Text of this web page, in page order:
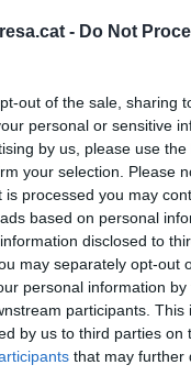
- Do Not
out of the sale, sharing
personal or sensitive
by us, please use
your selection. Please
is processed you may
based on personal
disclosed to
may separately opt-out
personal information
participants.
by us to third parties on
that may further
formar parte de
para piscinas",
que ya
sujeta a las
el primer
VIA Empresacomo
de forma gratuita
informado con las últimas
AHORA